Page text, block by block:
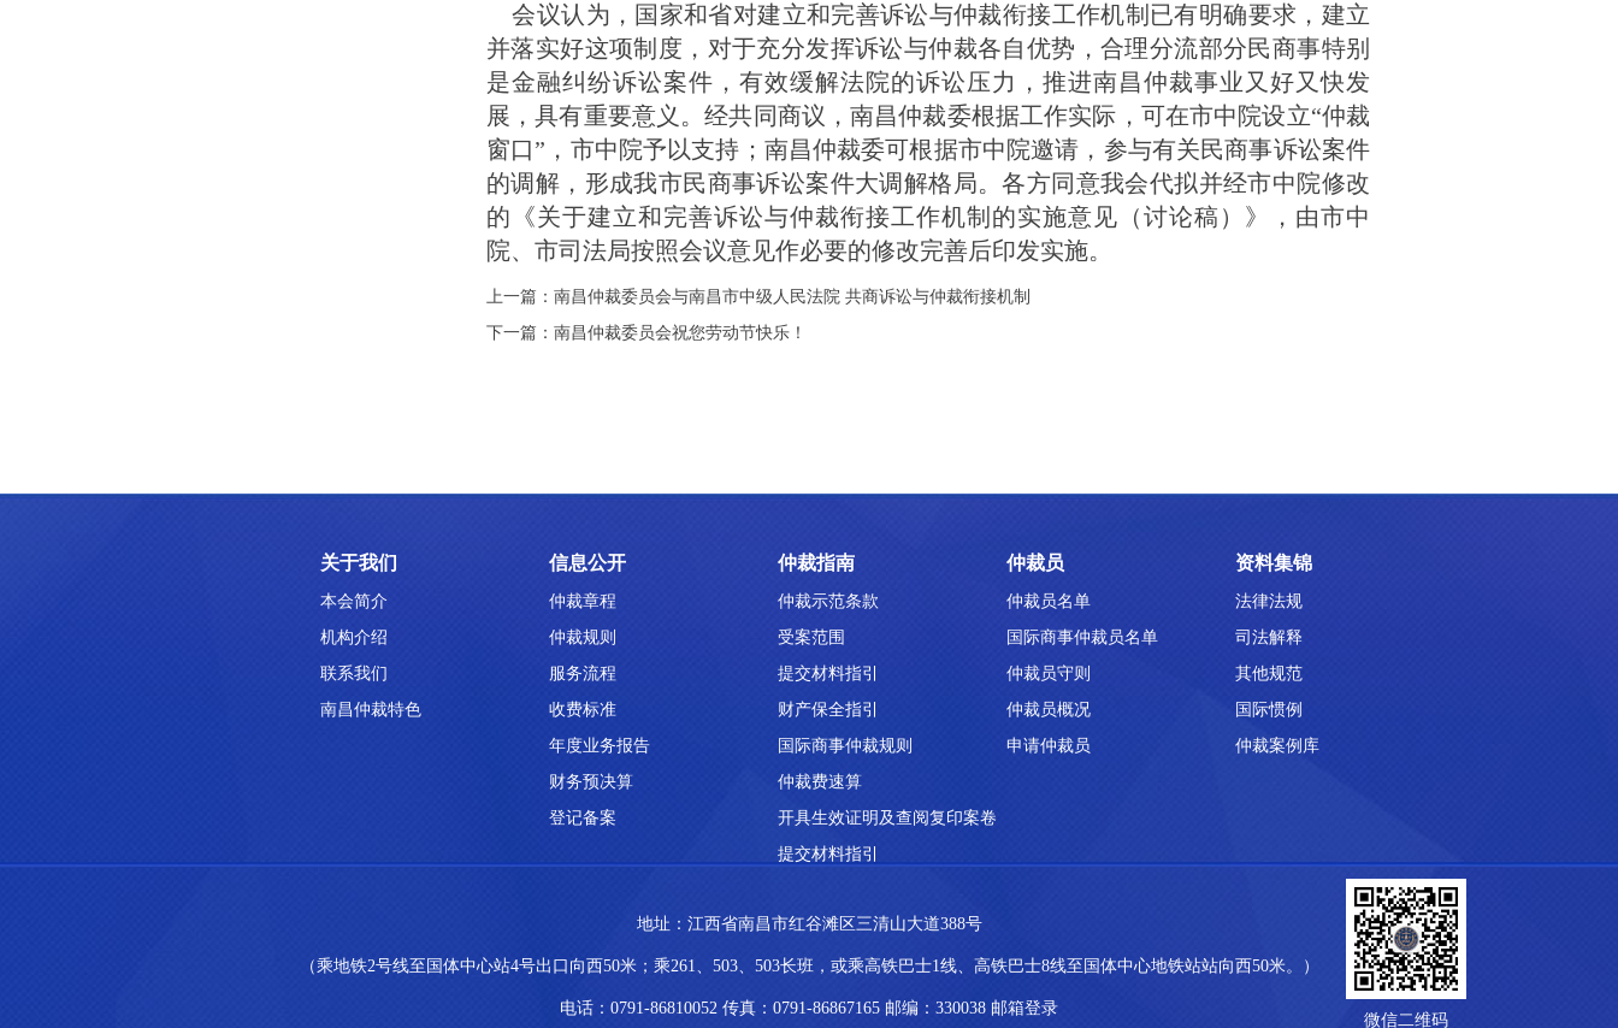
会议认为，国家和省对建立和完善诉讼与仲裁衔接工作机制已有明确要求，建立
并落实好这项制度，对于充分发挥诉讼与仲裁各自优势，合理分流部分民商事特别
是金融纠纷诉讼案件，有效缓解法院的诉讼压力，推进南昌仲裁事业又好又快发
展，具有重要意义。经共同商议，南昌仲裁委根据工作实际，可在市中院设立“仲裁
窗口”，市中院予以支持；南昌仲裁委可根据市中院邀请，参与有关民商事诉讼案件
的调解，形成我市民商事诉讼案件大调解格局。各方同意我会代拟并经市中院修改
的《关于建立和完善诉讼与仲裁衔接工作机制的实施意见（讨论稿）》，由市中
院、市司法局按照会议意见作必要的修改完善后印发实施。
上一篇： 南昌仲裁委员会与南昌市中级人民法院 共商诉讼与仲裁衔接机制
下一篇： 南昌仲裁委员会祝您劳动节快乐！
关于我们
本会简介
机构介绍
联系我们
南昌仲裁特色
信息公开
仲裁章程
仲裁规则
服务流程
收费标准
年度业务报告
财务预决算
登记备案
仲裁指南
仲裁示范条款
受案范围
提交材料指引
财产保全指引
国际商事仲裁规则
仲裁费速算
开具生效证明及查阅复印案卷
提交材料指引
仲裁员
仲裁员名单
国际商事仲裁员名单
仲裁员守则
仲裁员概况
申请仲裁员
资料集锦
法律法规
司法解释
其他规范
国际惯例
仲裁案例库
地址：江西省南昌市红谷滩区三清山大道388号
（乘地铁2号线至国体中心站4号出口向西50米；乘261、503、503长班，或乘高铁巴士1线、高铁巴士8线至国体中心地铁站站向西50米。）
电话：0791-86810052 传真：0791-86867165 邮编：330038 邮箱登录
微信二维码